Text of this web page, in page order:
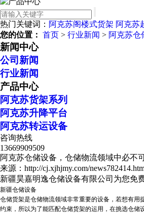
热门关键词： 阿克苏阁楼式货架 阿克苏
您的位置： 首页 > 行业新闻 > 阿克苏仓
新闻中心
公司新闻
行业新闻
产品中心
阿克苏货架系列
阿克苏升降平台
阿克苏转运设备
咨询热线
13669909509
阿克苏仓储设备，仓储物流领域中必不
来源：http://cj.xjhjmy.com/
新疆昊嘉明逸仓储设备有限公司为您免
新疆仓储设备
仓储货架是仓储物流领域非常重要的设备，若想有
约束，所以为了能匹配仓储货架的运用，在挑选仓储